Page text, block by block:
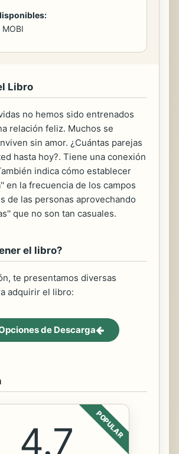
MOBI
Libro
no hemos sido entrenados
relación feliz. Muchos se
sin amor. ¿Cuántas parejas
hasta hoy?. Tiene una conexión
indica cómo establecer
en la frecuencia de los campos
de las personas aprovechando
que no son tan casuales.
el libro?
te presentamos diversas
adquirir el libro:
de Descarga
POPULAR
4.7